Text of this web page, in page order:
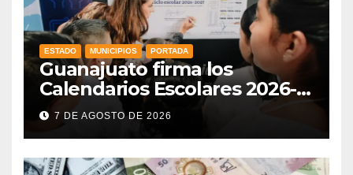
ESTADO MUNICIPIOS PORTADA
Guanajuato firma los
Calendarios Escolares 2026-
2027: iniciarán el 31 de agosto
de 2026 y concluirán el 8 de
7 DE AGOSTO DE 2026